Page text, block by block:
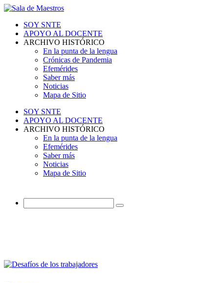
SOY SNTE
APOYO AL DOCENTE
ARCHIVO HISTÓRICO
En la punta de la lengua
Crónicas de Pandemia
Efemérides
Saber más
Noticias
Mapa de Sitio
SOY SNTE
APOYO AL DOCENTE
ARCHIVO HISTÓRICO
En la punta de la lengua
Efemérides
Saber más
Noticias
Mapa de Sitio